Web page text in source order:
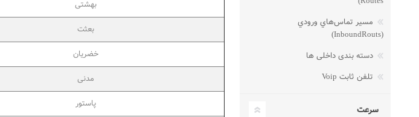
بهشتی
بعثت
خضریان
مدنی
پاستور
مسير تماس‌هاي ورودي
(InboundRouts)
دسته بندی داخلی ها
تلفن ثابت Voip
سرعت